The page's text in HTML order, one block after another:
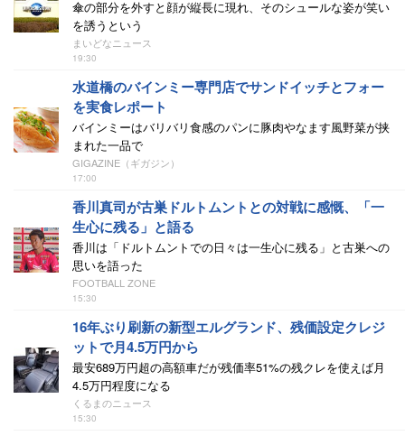
傘の部分を外すと顔が縦長に現れ、そのシュールな姿が笑い
を誘うという
まいどなニュース
19:30
水道橋のバインミー専門店でサンドイッチとフォー
を実食レポート
バインミーはバリバリ食感のパンに豚肉やなます風野菜が挟
まれた一品で
GIGAZINE（ギガジン）
17:00
香川真司が古巣ドルトムントとの対戦に感慨、「一
生心に残る」と語る
香川は「ドルトムントでの日々は一生心に残る」と古巣への
思いを語った
FOOTBALL ZONE
15:30
16年ぶり刷新の新型エルグランド、残価設定クレジ
ットで月4.5万円から
最安689万円超の高額車だが残価率51%の残クレを使えば月
4.5万円程度になる
くるまのニュース
15:30